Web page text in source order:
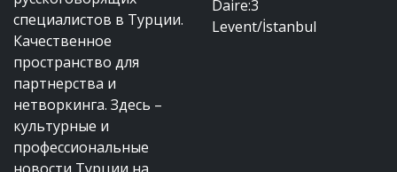
специалистов в Турции.
Качественное
пространство для
партнерства и
нетворкинга. Здесь –
культурные и
профессиональные
Daire:3
Levent/İstanbul